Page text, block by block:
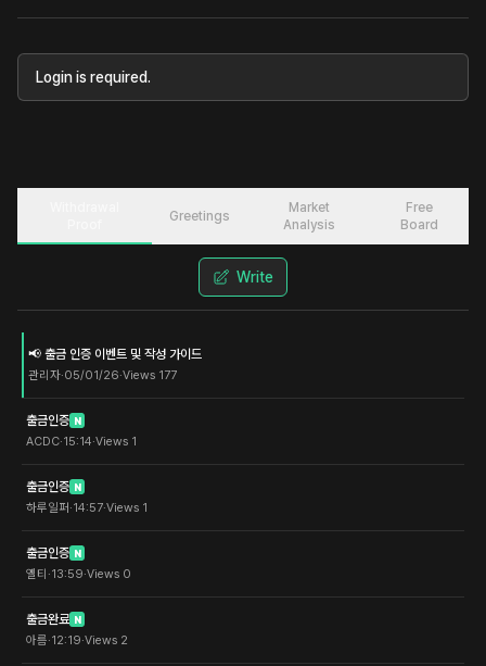
Login is required.
Greetings
Market
Analysis
Free
Board
Write
📢 출금 인증 이벤트 및 작성 가이드
관리자·05/01/26·Views 177
출금인증 N
ACDC·15:14·Views 1
출금인증 N
하루일퍼·14:57·Views 1
출금인증 N
옐티 ·13:59·Views 0
출금완료 N
아름·12:19·Views 2